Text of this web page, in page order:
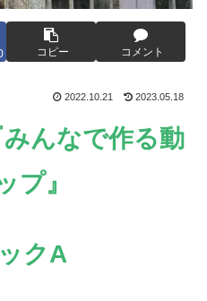
コピー コメント
2022.10.21 2023.05.18
んなで作る動
プ』
クA